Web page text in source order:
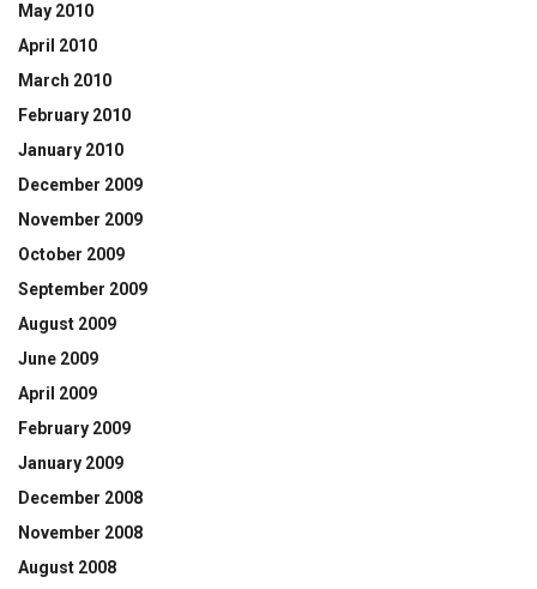
May 2010
April 2010
March 2010
February 2010
January 2010
December 2009
November 2009
October 2009
September 2009
August 2009
June 2009
April 2009
February 2009
January 2009
December 2008
November 2008
August 2008